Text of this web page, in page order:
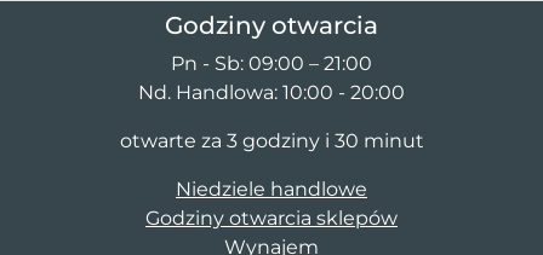
Godziny otwarcia
Pn - Sb: 09:00 – 21:00
Nd. Handlowa: 10:00 - 20:00
otwarte za 3 godziny i 30 minut
Niedziele handlowe
Godziny otwarcia sklepów
Wynajem